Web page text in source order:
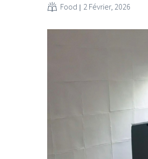
Food 2 Février, 2026